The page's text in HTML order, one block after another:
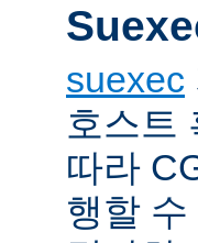
suexec
호스트
따라
행할